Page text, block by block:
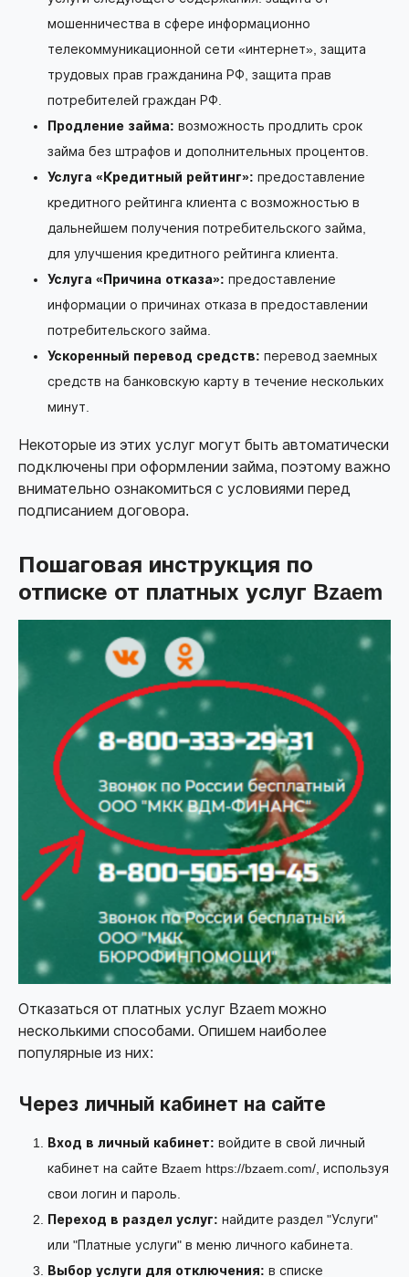
мошенничества в сфере информационно
телекоммуникационной сети «интернет», защита
трудовых прав гражданина РФ, защита прав
потребителей граждан РФ.
Продление займа: возможность продлить срок
займа без штрафов и дополнительных процентов.
Услуга «Кредитный рейтинг»: предоставление
кредитного рейтинга клиента с возможностью в
дальнейшем получения потребительского займа,
для улучшения кредитного рейтинга клиента.
Услуга «Причина отказа»: предоставление
информации о причинах отказа в предоставлении
потребительского займа.
Ускоренный перевод средств: перевод заемных
средств на банковскую карту в течение нескольких
минут.
Некоторые из этих услуг могут быть автоматически
подключены при оформлении займа, поэтому важно
внимательно ознакомиться с условиями перед
подписанием договора.
Пошаговая инструкция по
отписке от платных услуг Bzaem
Отказаться от платных услуг Bzaem можно
несколькими способами. Опишем наиболее
популярные из них:
Через личный кабинет на сайте
Вход в личный кабинет: войдите в свой личный
кабинет на сайте Bzaem https://bzaem.com/ , используя
свои логин и пароль.
Переход в раздел услуг: найдите раздел "Услуги"
или "Платные услуги" в меню личного кабинета.
Выбор услуги для отключения: в списке